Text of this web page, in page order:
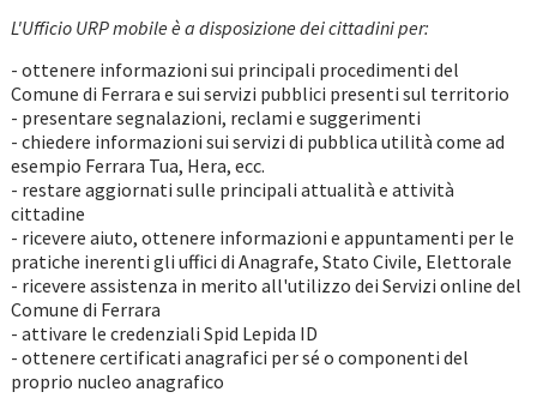
L'Ufficio URP mobile è a disposizione dei cittadini per:
- ottenere informazioni sui principali procedimenti del
Comune di Ferrara e sui servizi pubblici presenti sul territorio
- presentare segnalazioni, reclami e suggerimenti
- chiedere informazioni sui servizi di pubblica utilità come ad
esempio Ferrara Tua, Hera, ecc.
- restare aggiornati sulle principali attualità e attività
cittadine
- ricevere aiuto, ottenere informazioni e appuntamenti per le
pratiche inerenti gli uffici di Anagrafe, Stato Civile, Elettorale
- ricevere assistenza in merito all'utilizzo dei Servizi online del
Comune di Ferrara
- attivare le credenziali Spid Lepida ID
- ottenere certificati anagrafici per sé o componenti del
proprio nucleo anagrafico